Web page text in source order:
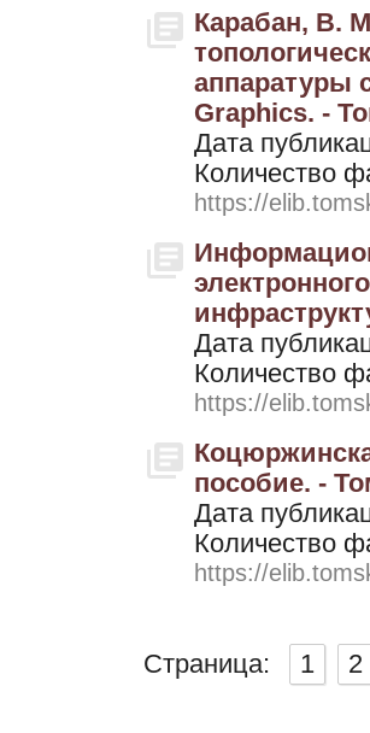
Карабан, В.
аппаратуры
Graphics. -
Дата
Количество
https://
Дата
Количество
https://
пособие. -
Дата
Количество
https://
Страница: 1 2